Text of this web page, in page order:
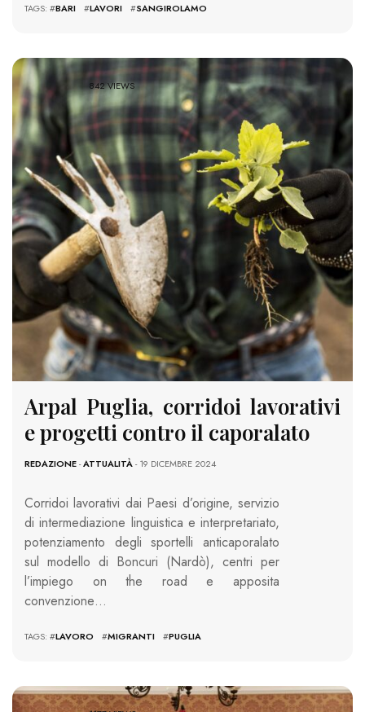
TAGS: #BARI #LAVORI #SANGIROLAMO
842 VIEWS
Arpal Puglia, corridoi lavorativi
e progetti contro il caporalato
REDAZIONE-ATTUALITÀ- 19 DICEMBRE 2024
Corridoi lavorativi dai Paesi d’origine, servizio
di intermediazione linguistica e interpretariato,
potenziamento degli sportelli anticaporalato
sul modello di Boncuri (Nardò), centri per
l’impiego on the road e apposita
convenzione…
TAGS: #LAVORO #MIGRANTI #PUGLIA